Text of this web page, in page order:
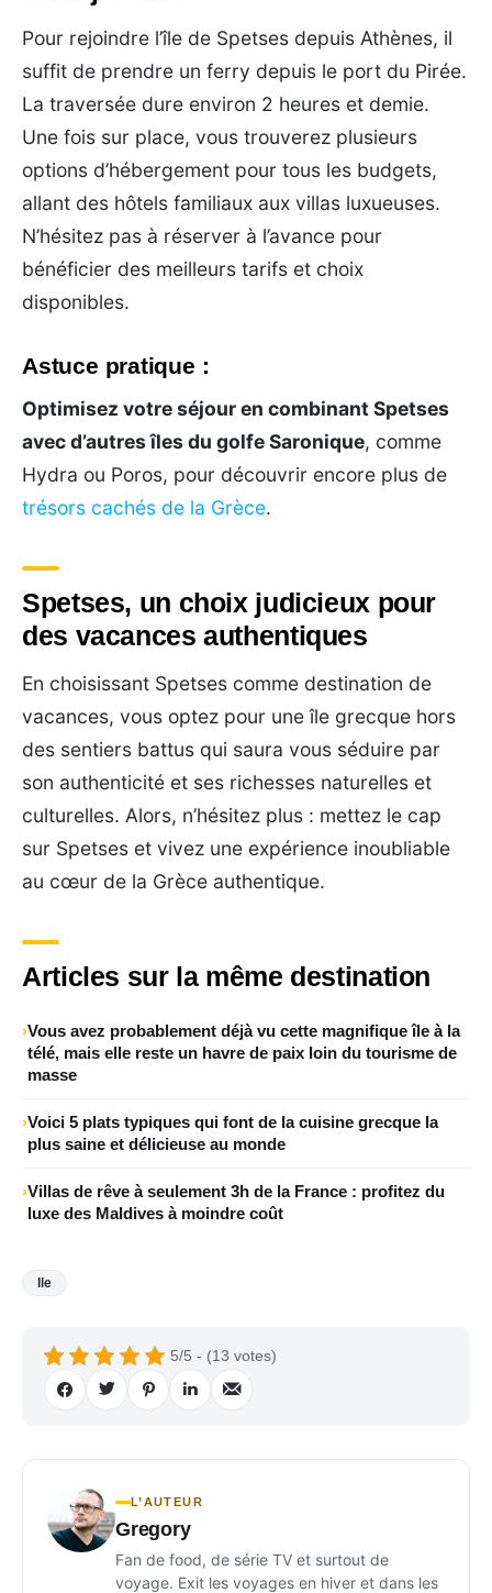
Pour rejoindre l’île de Spetses depuis Athènes, il
suffit de prendre un ferry depuis le port du Pirée.
La traversée dure environ 2 heures et demie.
Une fois sur place, vous trouverez plusieurs
options d’hébergement pour tous les budgets,
allant des hôtels familiaux aux villas luxueuses.
N’hésitez pas à réserver à l’avance pour
bénéficier des meilleurs tarifs et choix
disponibles.
Astuce pratique :
Optimisez votre séjour en combinant Spetses
avec d’autres îles du golfe Saronique, comme
Hydra ou Poros, pour découvrir encore plus de
trésors cachés de la Grèce.
Spetses, un choix judicieux pour
des vacances authentiques
En choisissant Spetses comme destination de
vacances, vous optez pour une île grecque hors
des sentiers battus qui saura vous séduire par
son authenticité et ses richesses naturelles et
culturelles. Alors, n’hésitez plus : mettez le cap
sur Spetses et vivez une expérience inoubliable
au cœur de la Grèce authentique.
Articles sur la même destination
Vous avez probablement déjà vu cette magnifique île à la
télé, mais elle reste un havre de paix loin du tourisme de
masse
Voici 5 plats typiques qui font de la cuisine grecque la
plus saine et délicieuse au monde
Villas de rêve à seulement 3h de la France : profitez du
luxe des Maldives à moindre coût
Ile
5/5 - (13 votes)
L’AUTEUR
Gregory
Fan de food, de série TV et surtout de
voyage. Exit les voyages en hiver et dans les